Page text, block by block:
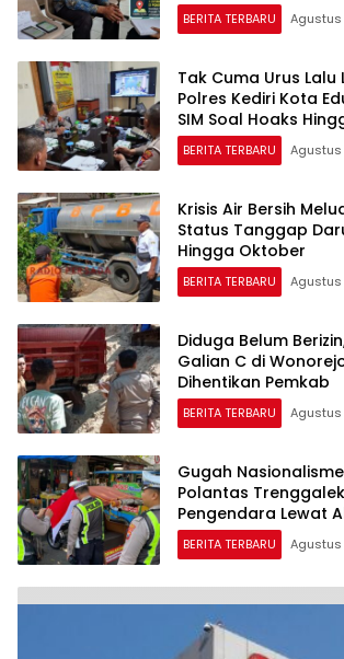
BERITA TERBARU Agustus
Tak Cuma Urus
Polres Kediri Kota
SIM Soal Hoaks
BERITA TERBARU
Krisis Air Bersih
Status Tanggap
Hingga Oktober
BERITA TERBARU
Diduga Belum
Galian C di
Dihentikan Pemkab
BERITA TERBARU
Gugah
Polantas
Pengendara Lewat
BERITA TERBARU